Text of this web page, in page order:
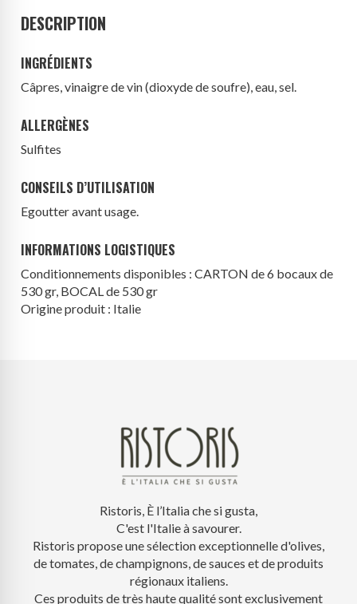
DESCRIPTION
INGRÉDIENTS
Câpres, vinaigre de vin (dioxyde de soufre), eau, sel.
ALLERGÈNES
Sulfites
CONSEILS D’UTILISATION
Egoutter avant usage.
INFORMATIONS LOGISTIQUES
Conditionnements disponibles : CARTON de 6 bocaux de
530 gr, BOCAL de 530 gr
Origine produit : Italie
Ristoris, È l’Italia che si gusta,
C'est l'Italie à savourer.
Ristoris propose une sélection exceptionnelle d'olives,
de tomates, de champignons, de sauces et de produits
régionaux italiens.
Ces produits de très haute qualité sont exclusivement